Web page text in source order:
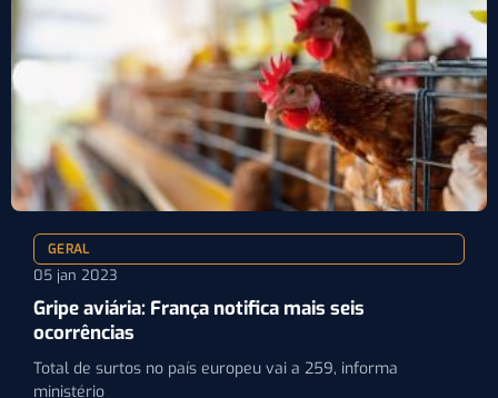
GERAL
05 jan 2023
Gripe aviária: França notifica mais seis
ocorrências
Total de surtos no país europeu vai a 259, informa
ministério